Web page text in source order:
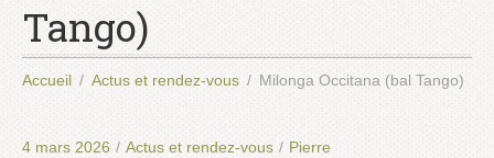
Tango)
Accueil Actus et rendez-vous Milonga Occitana (bal Tango)
4 mars 2026 / Actus et rendez-vous / Pierre